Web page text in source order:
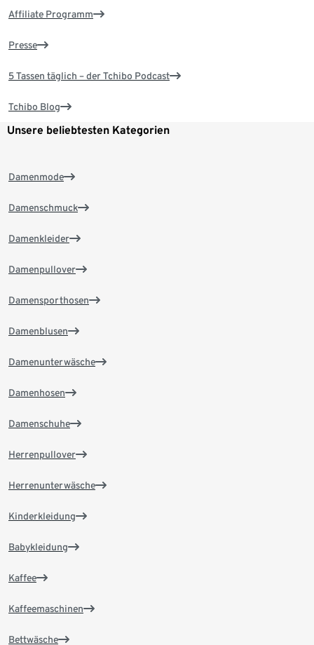
Affiliate Programm
Presse
5 Tassen täglich – der Tchibo Podcast
Tchibo Blog
Unsere beliebtesten Kategorien
Damenmode
Damenschmuck
Damenkleider
Damenpullover
Damensporthosen
Damenblusen
Damenunterwäsche
Damenhosen
Damenschuhe
Herrenpullover
Herrenunterwäsche
Kinderkleidung
Babykleidung
Kaffee
Kaffeemaschinen
Bettwäsche